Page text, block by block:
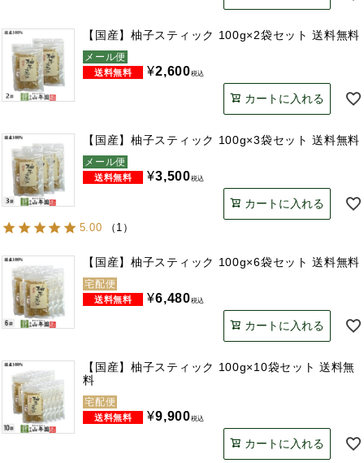
【国産】柚子スティック 100g×2袋セット 送料無料
メール便
¥2,600税込
カートに入れる
【国産】柚子スティック 100g×3袋セット 送料無料
メール便
¥3,500税込
カートに入れる
5.00 （ 1 ）
【国産】柚子スティック 100g×6袋セット 送料無料
宅配便
¥6,480税込
カートに入れる
【国産】柚子スティック 100g×10袋セット 送料無
料
宅配便
¥9,900税込
カートに入れる